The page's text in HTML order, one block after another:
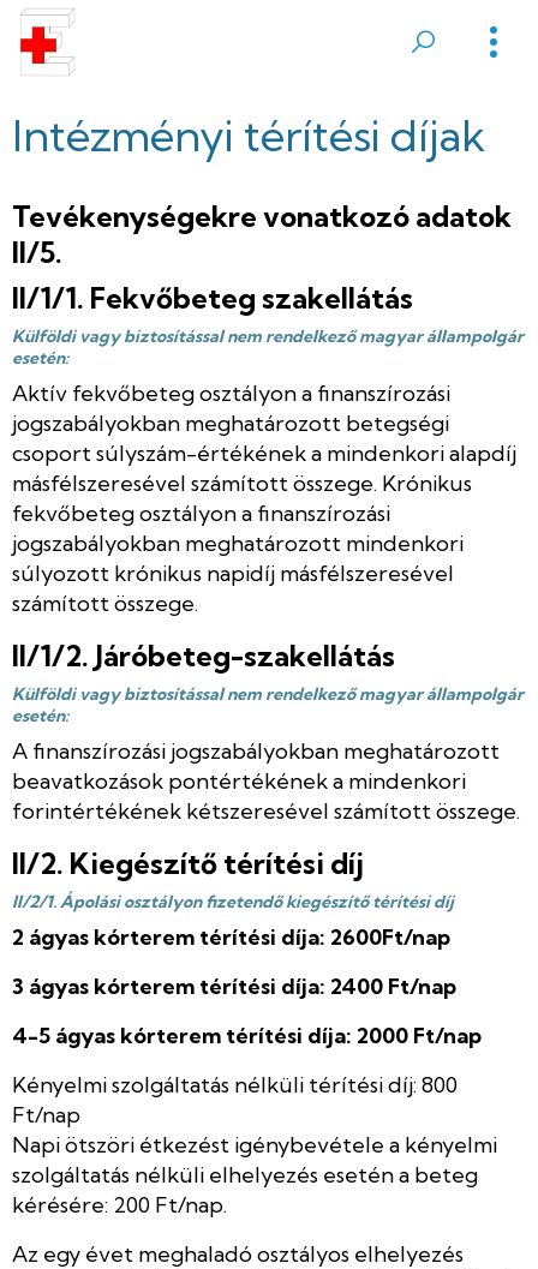
Ugrás
tartalomraSátoraljaújhelyi
Erzsébet
Intézményi térítési díjak
Tevékenységekre vonatkozó adatok
II/5.
II/1/1. Fekvőbeteg szakellátás
Külföldi vagy biztosítással nem rendelkező magyar állampolgár
esetén:
Aktív fekvőbeteg osztályon a finanszírozási
jogszabályokban meghatározott betegségi
csoport súlyszám-értékének a mindenkori alapdíj
másfélszeresével számított összege. Krónikus
fekvőbeteg osztályon a finanszírozási
jogszabályokban meghatározott mindenkori
súlyozott krónikus napidíj másfélszeresével
számított összege.
II/1/2. Járóbeteg-szakellátás
Külföldi vagy biztosítással nem rendelkező magyar állampolgár
esetén:
A finanszírozási jogszabályokban meghatározott
beavatkozások pontértékének a mindenkori
forintértékének kétszeresével számított összege.
II/2. Kiegészítő térítési díj
II/2/1. Ápolási osztályon fizetendő kiegészítő térítési díj
2 ágyas kórterem térítési díja: 2600Ft/nap
3 ágyas kórterem térítési díja: 2400 Ft/nap
4-5 ágyas kórterem térítési díja: 2000 Ft/nap
Kényelmi szolgáltatás nélküli térítési díj: 800
Ft/nap
Napi ötszöri étkezést igénybevétele a kényelmi
szolgáltatás nélküli elhelyezés esetén a beteg
kérésére: 200 Ft/nap.
Az egy évet meghaladó osztályos elhelyezés